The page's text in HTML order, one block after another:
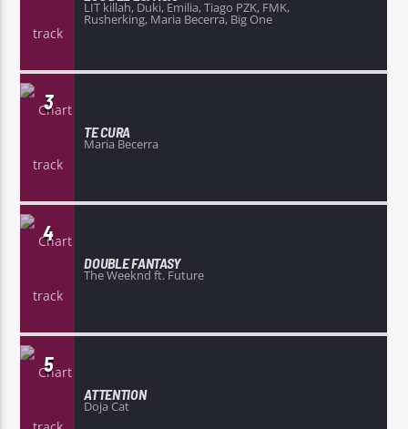
LIT killah, Duki, Emilia, Tiago PZK, FMK,
Rusherking, Maria Becerra, Big One
3
TE CURA
Maria Becerra
4
DOUBLE FANTASY
The Weeknd ft. Future
5
ATTENTION
Doja Cat